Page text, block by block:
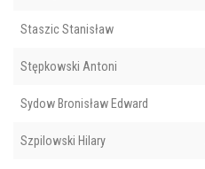
Staszic Stanisław
Stępkowski Antoni
Sydow Bronisław Edward
Szpilowski Hilary